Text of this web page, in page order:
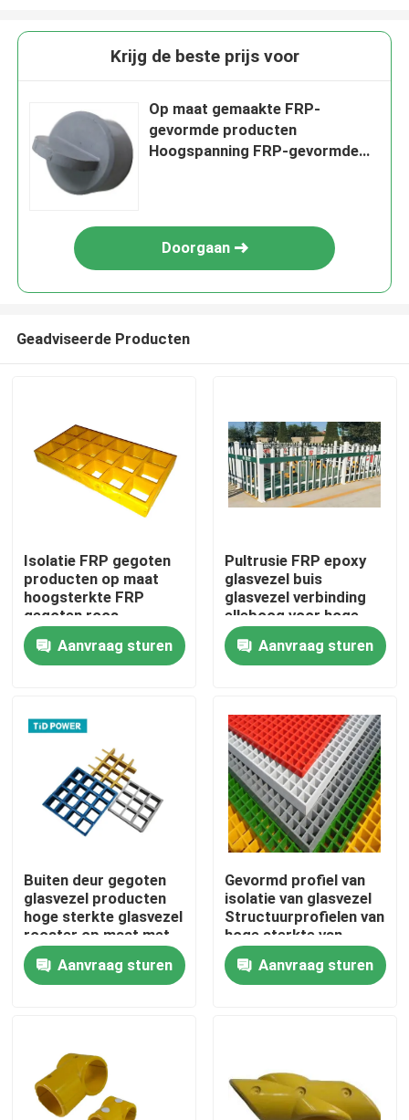
Thuis
Producten
Over ons
Fabriekstocht
Kwaliteitscontrole
Neem contact met ons op
Vraag een offerte
Spoorinsulator
Krijg de beste prijs voor
Op maat gemaakte FRP-
gevormde producten
Hoogspanning FRP-gevormde
Doorgaan
Geadviseerde Producten
Isolatie FRP gegoten
producten op maat
hoogsterkte FRP
gegoten roos
Aanvraag sturen
Pultrusie FRP epoxy
glasvezel buis
glasvezel verbinding
elleboog voor hoge
spanning
Aanvraag sturen
Buiten deur gegoten
glasvezel producten
hoge sterkte glasvezel
rooster op maat met
verschillende kleur
Aanvraag sturen
Gevormd profiel van
isolatie van glasvezel
Structuurprofielen van
hoge sterkte van
glasvezel
Aanvraag sturen